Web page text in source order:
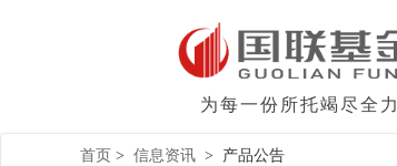
为每一份所托竭尽全力
首页 > 信息资讯 > 产品公告